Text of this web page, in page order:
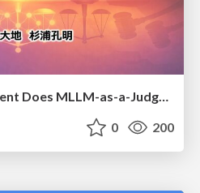
[MIRU26] To What Extent Does MLLM-as-a-Judge Exhibit Cross-Model Preference Bias?
0 200